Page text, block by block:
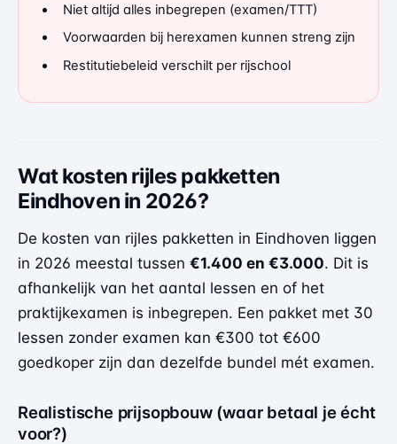
Niet altijd alles inbegrepen (examen/TTT)
Voorwaarden bij herexamen kunnen streng zijn
Restitutiebeleid verschilt per rijschool
Wat kosten rijles pakketten
Eindhoven in 2026?
De kosten van rijles pakketten in Eindhoven liggen
in 2026 meestal tussen €1.400 en €3.000. Dit is
afhankelijk van het aantal lessen en of het
praktijkexamen is inbegrepen. Een pakket met 30
lessen zonder examen kan €300 tot €600
goedkoper zijn dan dezelfde bundel mét examen.
Realistische prijsopbouw (waar betaal je écht
voor?)